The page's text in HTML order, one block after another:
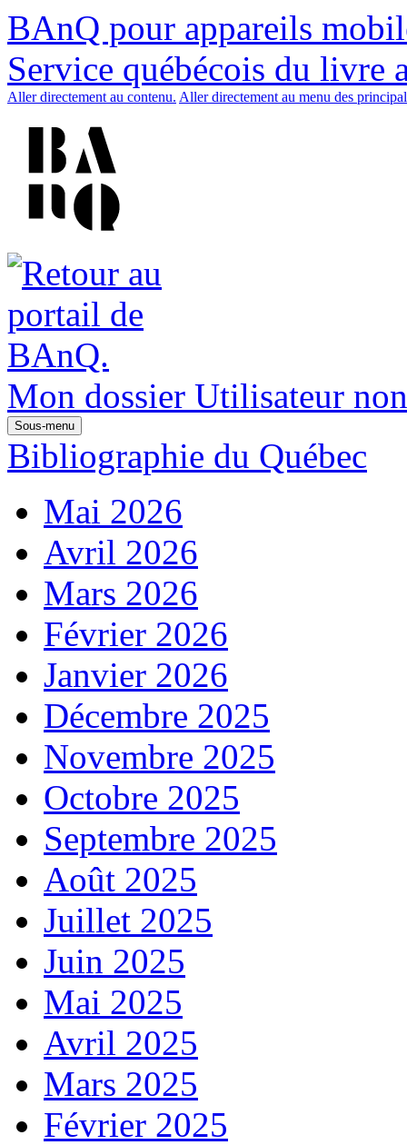
BAnQ pour appareils
Service québécois du livre
Aller directement au contenu. Aller directement au menu des
Mon dossier Utilisateur
Sous-menu
Bibliographie du Québec
Mai 2026
Avril 2026
Mars 2026
Février 2026
Janvier 2026
Décembre 2025
Novembre 2025
Octobre 2025
Septembre 2025
Août 2025
Juillet 2025
Juin 2025
Mai 2025
Avril 2025
Mars 2025
Février 2025